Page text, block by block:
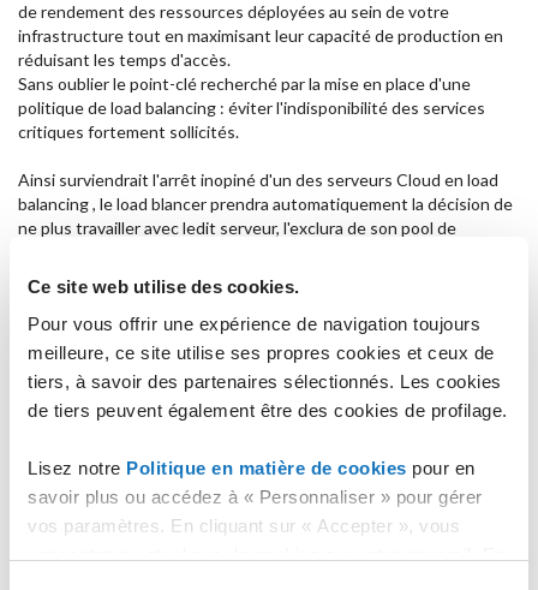
Ce site web utilise des cookies.
Pour vous offrir une expérience de navigation toujours
meilleure, ce site utilise ses propres cookies et ceux de
tiers, à savoir des partenaires sélectionnés. Les cookies
de tiers peuvent également être des cookies de profilage.
Lisez notre Politique en matière de cookies pour en
savoir plus ou accédez à « Personnaliser » pour gérer
vos paramètres. En cliquant sur « Accepter », vous
de rendement des ressources déployées au sein de votre
infrastructure tout en maximisant leur capacité de production en
réduisant les temps d'accès.
Sans oublier le point-clé recherché par la mise en place d'une
politique de load balancing : éviter l'indisponibilité des services
critiques fortement sollicités.
Ainsi surviendrait l'arrêt inopiné d'un des serveurs Cloud en load
balancing , le load blancer prendra automatiquement la décision de
ne plus travailler avec ledit serveur, l'exclura de son pool de
mis à sa disposition pour répartir la charge.
Suite à cette action, le système de monitoring associé au service
de laod balancing enverra un email et/ou SMS de notification au
contact renseigné (lors du déploiement du service).
L'usage d'un load balancer est recommandé dans les contextes
suivants :
mise en place d'un plan de continuité de service garanti;
pallier à tout pic d'activité/trafic imprévu;
gérer des hauts niveaux de trafic.